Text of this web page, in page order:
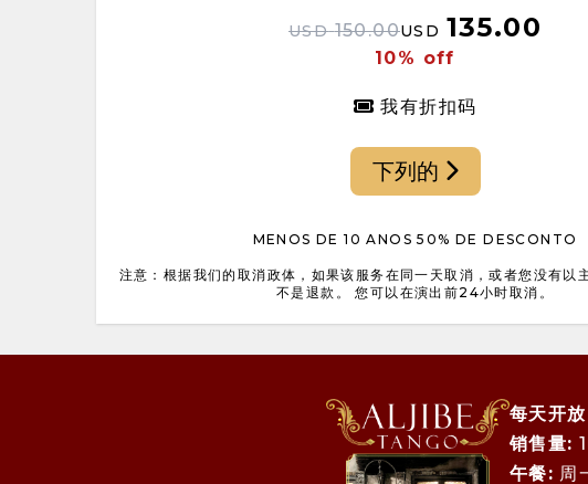
USD 150.00USD 135.00
10% off
我有折扣码
下列的
MENOS DE 10 ANOS 50% DE DESCONTO
注意：根据我们的取消政体，如果该服务在同一天取消，或者您没有以
不是退款。 您可以在演出前24小时取消。
每天开放
销售量:
午餐: 周